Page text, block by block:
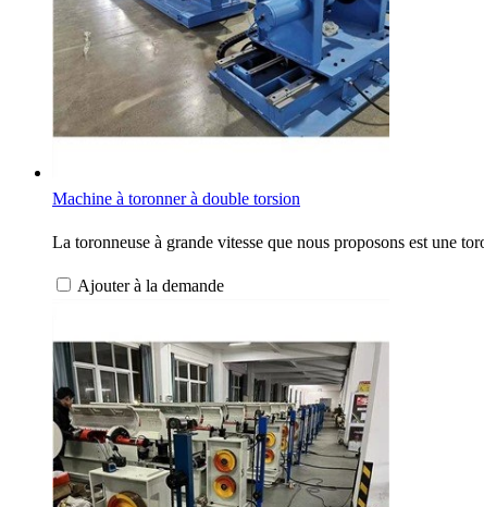
Machine à toronner à double torsion
La toronneuse à grande vitesse que nous proposons est une
Ajouter à la demande